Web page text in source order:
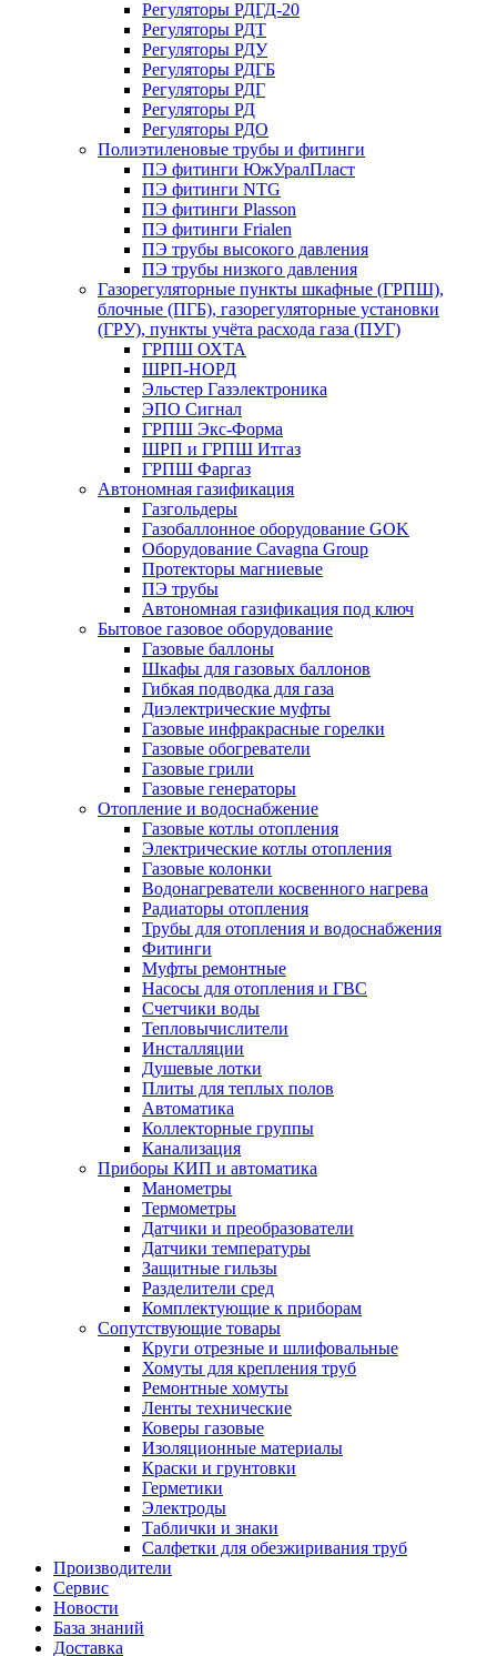
Регуляторы РДГД-20
Регуляторы РДТ
Регуляторы РДУ
Регуляторы РДГБ
Регуляторы РДГ
Регуляторы РД
Регуляторы РДО
Полиэтиленовые трубы и фитинги
ПЭ фитинги ЮжУралПласт
ПЭ фитинги NTG
ПЭ фитинги Plasson
ПЭ фитинги Frialen
ПЭ трубы высокого давления
ПЭ трубы низкого давления
Газорегуляторные пункты шкафные (ГРПШ),
блочные (ПГБ), газорегуляторные установки
(ГРУ), пункты учёта расхода газа (ПУГ)
ГРПШ ОХТА
ШРП-НОРД
Эльстер Газэлектроника
ЭПО Сигнал
ГРПШ Экс-Форма
ШРП и ГРПШ Итгаз
ГРПШ Фаргаз
Автономная газификация
Газгольдеры
Газобаллонное оборудование GOK
Оборудование Cavagna Group
Протекторы магниевые
ПЭ трубы
Автономная газификация под ключ
Бытовое газовое оборудование
Газовые баллоны
Шкафы для газовых баллонов
Гибкая подводка для газа
Диэлектрические муфты
Газовые инфракрасные горелки
Газовые обогреватели
Газовые грили
Газовые генераторы
Отопление и водоснабжение
Газовые котлы отопления
Электрические котлы отопления
Газовые колонки
Водонагреватели косвенного нагрева
Радиаторы отопления
Трубы для отопления и водоснабжения
Фитинги
Муфты ремонтные
Насосы для отопления и ГВС
Счетчики воды
Тепловычислители
Инсталляции
Душевые лотки
Плиты для теплых полов
Автоматика
Коллекторные группы
Канализация
Приборы КИП и автоматика
Манометры
Термометры
Датчики и преобразователи
Датчики температуры
Защитные гильзы
Разделители сред
Комплектующие к приборам
Сопутствующие товары
Круги отрезные и шлифовальные
Хомуты для крепления труб
Ремонтные хомуты
Ленты технические
Коверы газовые
Изоляционные материалы
Краски и грунтовки
Герметики
Электроды
Таблички и знаки
Салфетки для обезжиривания труб
Производители
Сервис
Новости
База знаний
Доставка